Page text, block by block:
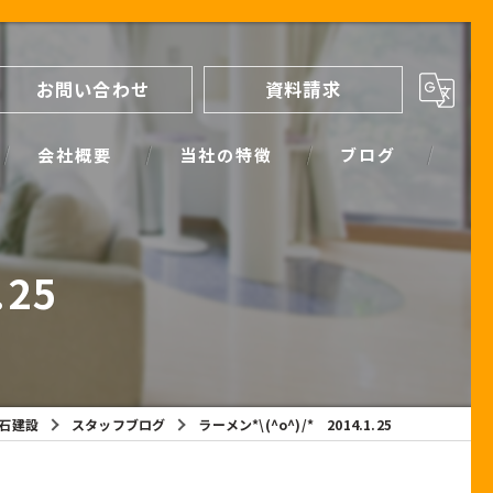
お問い合わせ 資料請求
会社概要 当社の特徴
間取り
断熱
ブログ
スタッフブログ
建設 スタッフブログ ラーメン*\(^o^)/* 2014.1.25